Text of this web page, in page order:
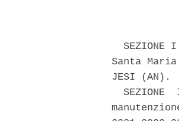
SEZIONE
Santa
JESI (AN).
SEZIONE